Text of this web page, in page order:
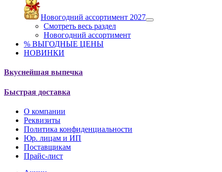
Новогодний ассортимент 2027
Смотреть весь раздел
Новогодний ассортимент
% ВЫГОДНЫЕ ЦЕНЫ
НОВИНКИ
Вкуснейшая выпечка
Быстрая доставка
О компании
Реквизиты
Политика конфиденциальности
Юр. лицам и ИП
Поставщикам
Прайс-лист